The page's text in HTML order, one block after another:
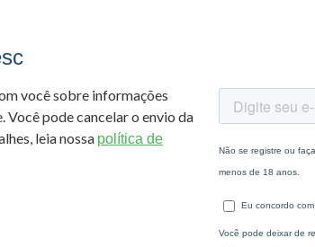
você sobre informações
Você pode cancelar o envio da
leia nossa política de